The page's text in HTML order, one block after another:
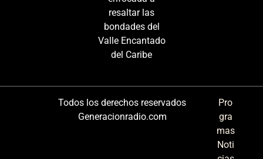
resaltar las
bondades del
Valle Encantado
del Caribe
Todos los derechos reservados
Generacionradio.com
Pro
gra
mas
Noti